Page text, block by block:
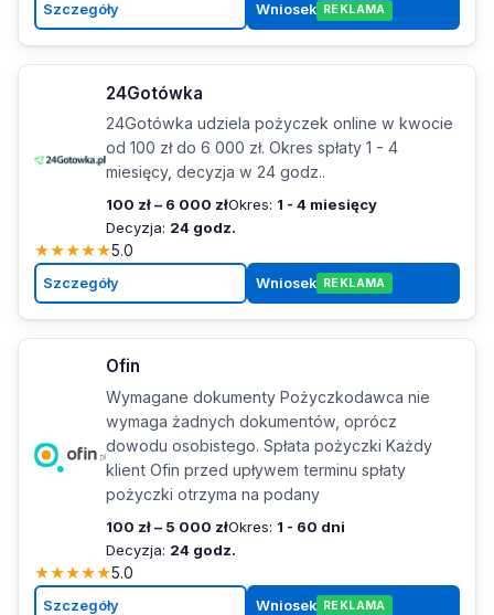
Szczegóły Wniosek REKLAMA
24Gotówka
24Gotówka udziela pożyczek online w kwocie
od 100 zł do 6 000 zł. Okres spłaty 1 - 4
miesięcy, decyzja w 24 godz..
100 zł – 6 000 złOkres: 1 - 4 miesięcy
Decyzja: 24 godz.
★★★★★5.0
Szczegóły Wniosek REKLAMA
Ofin
Wymagane dokumenty Pożyczkodawca nie
wymaga żadnych dokumentów, oprócz
dowodu osobistego. Spłata pożyczki Każdy
klient Ofin przed upływem terminu spłaty
pożyczki otrzyma na podany
100 zł – 5 000 złOkres: 1 - 60 dni
Decyzja: 24 godz.
★★★★★5.0
Szczegóły Wniosek REKLAMA